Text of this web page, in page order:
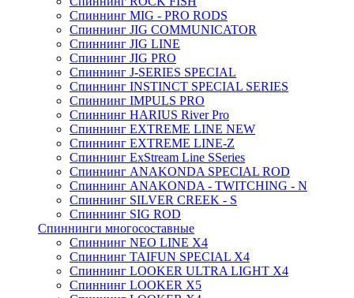
Спиннинг MIG - PRO RODS
Спиннинг JIG COMMUNICATOR
Спиннинг JIG LINE
Спиннинг JIG PRO
Спиннинг J-SERIES SPECIAL
Спиннинг INSTINCT SPECIAL SERIES
Спиннинг IMPULS PRO
Спиннинг HARIUS River Pro
Спиннинг EXTREME LINE NEW
Спиннинг EXTREME LINE-Z
Спиннинг ExStream Line SSeries
Спиннинг ANAKONDA SPECIAL ROD
Спиннинг ANAKONDA - TWITCHING - N
Спиннинг SILVER CREEK - S
Спиннинг SIG ROD
Спиннинги многосоставные
Спиннинг NEO LINE X4
Спиннинг TAIFUN SPECIAL X4
Спиннинг LOOKER ULTRA LIGHT X4
Спиннинг LOOKER X5